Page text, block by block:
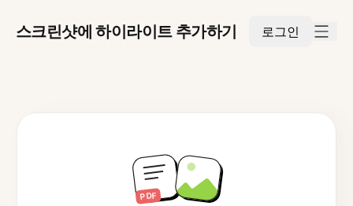
스크린샷에 하이라이트 추가하기 로그인